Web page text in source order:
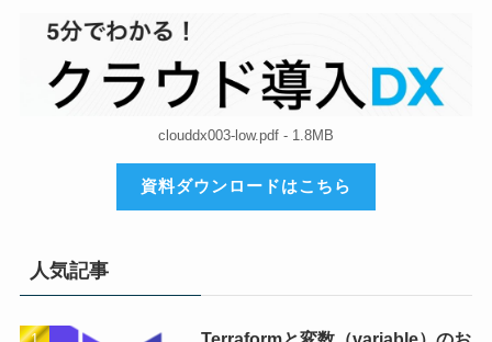
clouddx003-low.pdf - 1.8MB
資料ダウンロードはこちら
人気記事